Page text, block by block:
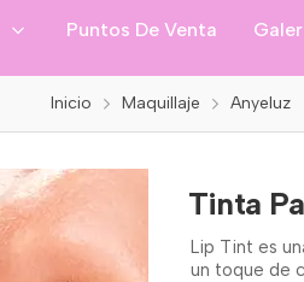
Puntos De Venta
Inicio Maquillaje Anyeluz
Tinta
Lip Tint es
un toque de